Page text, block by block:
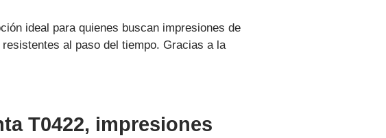
ideal para quienes buscan impresiones de
al paso del tiempo. Gracias a la
T0422, impresiones